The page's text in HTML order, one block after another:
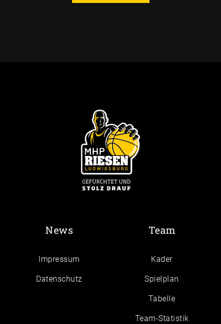
News
Impressum
Daten­schutz
Team
Kader
Spielplan
Tabelle
Team-Statistik